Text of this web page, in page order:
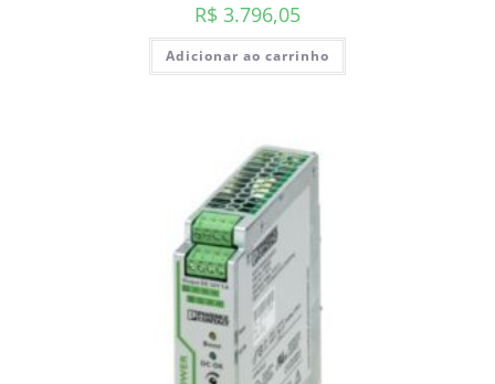
R$ 3.796,05
Adicionar ao carrinho